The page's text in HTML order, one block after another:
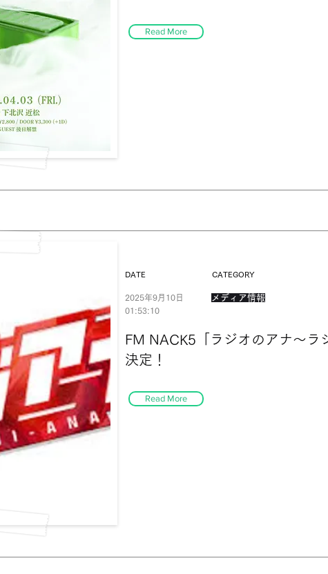
Read More
DATE
2025年9月10日
01:53:10
CATEGORY
メディア情報
FM NACK5「ラジオのアナ〜ラ
決定！
Read More